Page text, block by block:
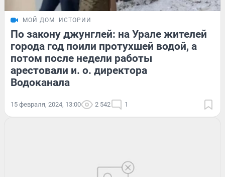
МОЙ ДОМ ИСТОРИИ
По закону джунглей: на Урале жителей
города год поили протухшей водой, а
потом после недели работы
арестовали и. о. директора
Водоканала
15 февраля, 2024, 13:00 2 542 1